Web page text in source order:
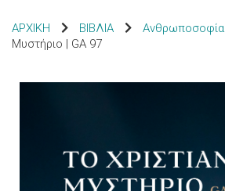
ΑΡΧΙΚΗ ΒΙΒΛΙΑ Ανθρωποσοφία
Μυστήριο | GA 97